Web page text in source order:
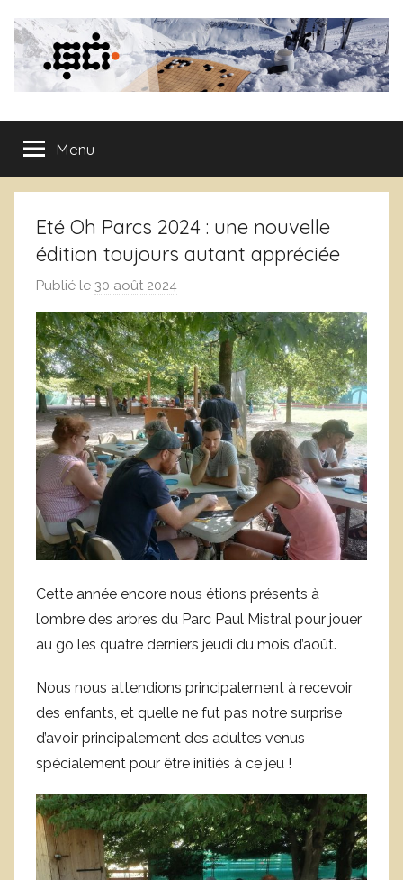
contenu
Club
de
Go
de
Grenoble
Menu
Eté Oh Parcs 2024 : une nouvelle
édition toujours autant appréciée
Publié le 30 août 2024
a
r
A
u
g
u
s
t
i
n
N
i
Cette année encore nous étions présents à
l’ombre des arbres du Parc Paul Mistral pour jouer
au go les quatre derniers jeudi du mois d’août.
Nous nous attendions principalement à recevoir
des enfants, et quelle ne fut pas notre surprise
d’avoir principalement des adultes venus
spécialement pour être initiés à ce jeu !